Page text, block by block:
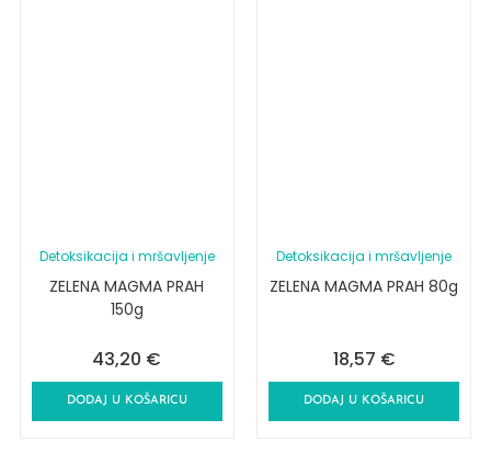
Detoksikacija i mršavljenje
ZELENA MAGMA PRAH
150g
43,20 €
DODAJ U KOŠARICU
Detoksikacija i mršavljenje
ZELENA MAGMA PRAH 80g
18,57 €
DODAJ U KOŠARICU